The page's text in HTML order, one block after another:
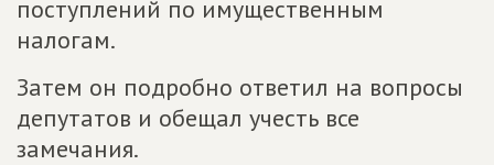
поступлений по имущественным
налогам.
Затем он подробно ответил на вопросы
депутатов и обещал учесть все
замечания.